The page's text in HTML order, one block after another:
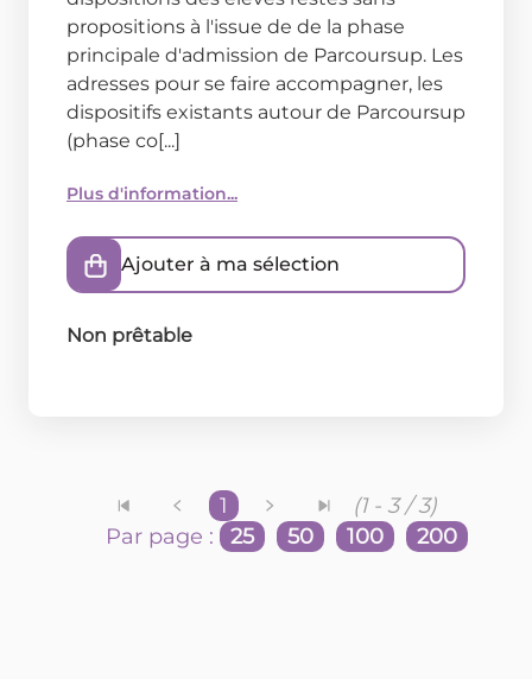
propositions à l'issue de de la phase
principale d'admission de Parcoursup. Les
adresses pour se faire accompagner, les
dispositifs existants autour de Parcoursup
(phase co[...]
Plus d'information...
Ajouter à ma sélection
Non prêtable
1
(1 - 3 / 3)
Par page :
25 50 100 200